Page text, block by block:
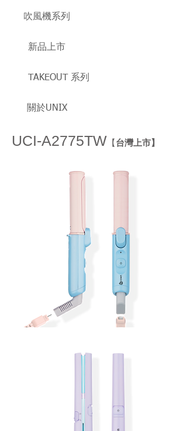
吹風機系列
新品上市
TAKEOUT 系列
關於UNIX
UCI-A2775TW 【台灣上市】